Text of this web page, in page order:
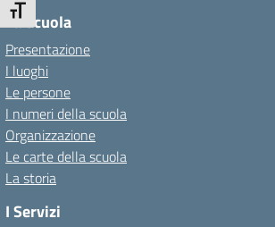
Attiva/disattiva dimensione testo
La Scuola
Presentazione
I luoghi
Le persone
I numeri della scuola
Organizzazione
Le carte della scuola
La storia
I Servizi